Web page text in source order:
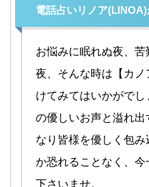
電話占いリノア
お悩みに眠れぬ夜、
夜、そんな時は【カ
けてみてはいかがで
の優しいお声と溢れ出
なり皆様を優しく包み
か恐れることなく、
下さいませ。